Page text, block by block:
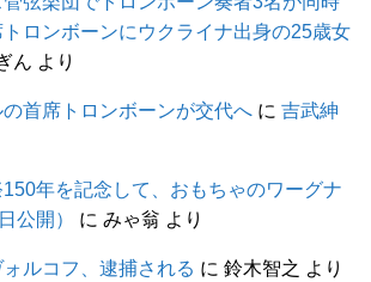
ロンボーンにウクライナ出身の25歳女
ん より
首席トロンボーンが交代へ に吉武紳
年を記念して、おもちゃのワーグナ
公開）
にみゃ翁 より
ルコフ、逮捕される に鈴木智之 より